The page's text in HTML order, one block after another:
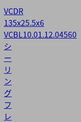
VCDR
135x25.5x6
VCBL10.01.12.04560
シ
ー
リ
ン
グ
フ
レ